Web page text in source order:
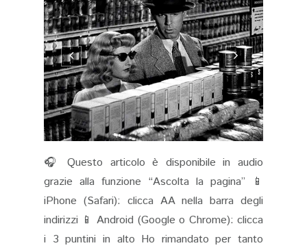
🎧 Questo articolo è disponibile in audio
grazie alla funzione “Ascolta la pagina” 📱
iPhone (Safari): clicca AA nella barra degli
indirizzi 📱 Android (Google o Chrome): clicca
i 3 puntini in alto Ho rimandato per tanto